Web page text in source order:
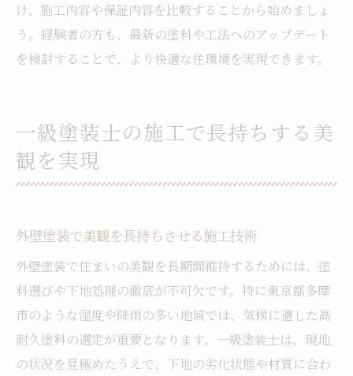
け、施工内容や保証内容を比較することから始めましょ
う。経験者の方も、最新の塗料や工法へのアップデート
を検討することで、より快適な住環境を実現できます。
一級塗装士の施工で長持ちする美
観を実現
外壁塗装で美観を長持ちさせる施工技術
外壁塗装で住まいの美観を長期間維持するためには、塗
料選びや下地処理の徹底が不可欠です。特に東京都多摩
市のような湿度や降雨の多い地域では、気候に適した高
耐久塗料の選定が重要となります。一級塗装士は、現地
の状況を見極めたうえで、下地の劣化状態や材質に合わ